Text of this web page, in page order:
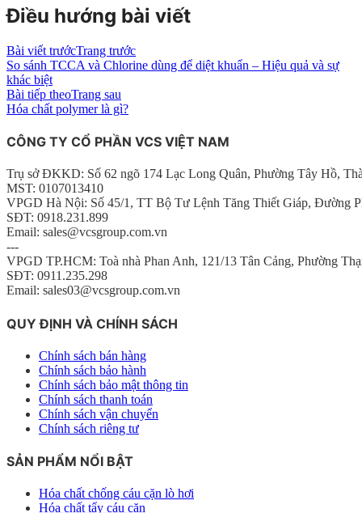
Điều hướng bài viết
Bài viết trướcTrang trước
So sánh TCCA và Chlorine dùng để diệt khuẩn – Hiệu quả và sự
khác biệt
Bài tiếp theoTrang sau
Hóa chất polymer là gì?
CÔNG TY CỔ PHẦN VCS VIỆT NAM
Trụ sở ĐKKD: Số 62 ngõ 174 Lạc Long Quân, Phường Tây Hồ,
MST: 0107013410
VPGD Hà Nội: Số 45/1, TT Bộ Tư Lệnh Tăng Thiết Giáp, Đường
SĐT: 0918.231.899
Email: sales@vcsgroup.com.vn
---
VPGD TP.HCM: Toà nhà Phan Anh, 121/13 Tân Cảng, Phường
SĐT: 0911.235.298
Email: sales03@vcsgroup.com.vn
QUY ĐỊNH VÀ CHÍNH SÁCH
Chính sách bán hàng
Chính sách bảo hành
Chính sách bảo mật thông tin
Chính sách thanh toán
Chính sách vận chuyển
Chính sách riêng tư
SẢN PHẨM NỔI BẬT
Hóa chất chống cáu cặn lò hơi
Hóa chất tẩy cáu cặn